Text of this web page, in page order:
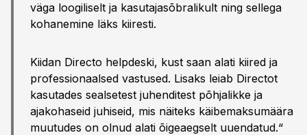
väga loogiliselt ja kasutajasõbralikult ning sellega
kohanemine läks kiiresti.
Kiidan Directo helpdeski, kust saan alati kiired ja
professionaalsed vastused. Lisaks leiab Directot
kasutades sealsetest juhenditest põhjalikke ja
ajakohaseid juhiseid, mis näiteks käibemaksumäära
muutudes on olnud alati õigeaegselt uuendatud.“